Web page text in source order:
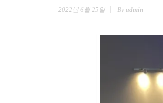
2022년 6월 25일 By admin